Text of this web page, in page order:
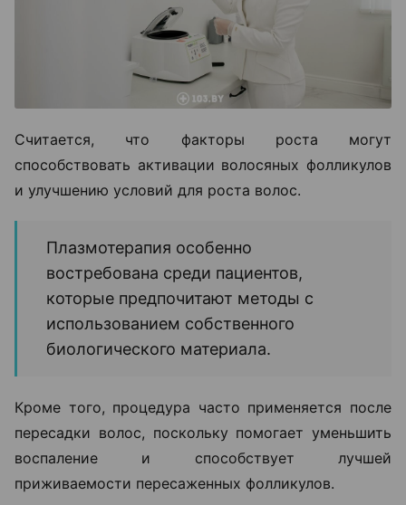
Считается, что факторы роста могут
способствовать активации волосяных фолликулов
и улучшению условий для роста волос.
Плазмотерапия особенно
востребована среди пациентов,
которые предпочитают методы с
использованием собственного
биологического материала.
Кроме того, процедура часто применяется после
пересадки волос, поскольку помогает уменьшить
воспаление и способствует лучшей
приживаемости пересаженных фолликулов.